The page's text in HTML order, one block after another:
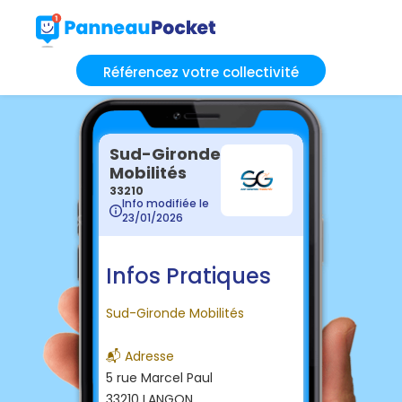
Référencez votre collectivité
Sud-Gironde
Mobilités
33210
Info modifiée le
23/01/2026
Infos Pratiques
Sud-Gironde Mobilités
📬 Adresse
5 rue Marcel Paul